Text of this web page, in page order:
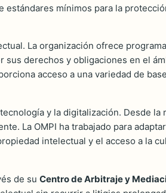
estándares mínimos para la
La organización ofrece
derechos y obligaciones en el
acceso a una variedad de
y la digitalización. Desde la
La OMPI ha trabajado para
intelectual y el acceso a la
de su Centro de Arbitraje y